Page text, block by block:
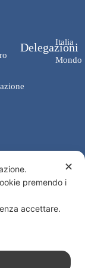
Delegazioni
Italia
Mondo
✕
premendo i
accettare.